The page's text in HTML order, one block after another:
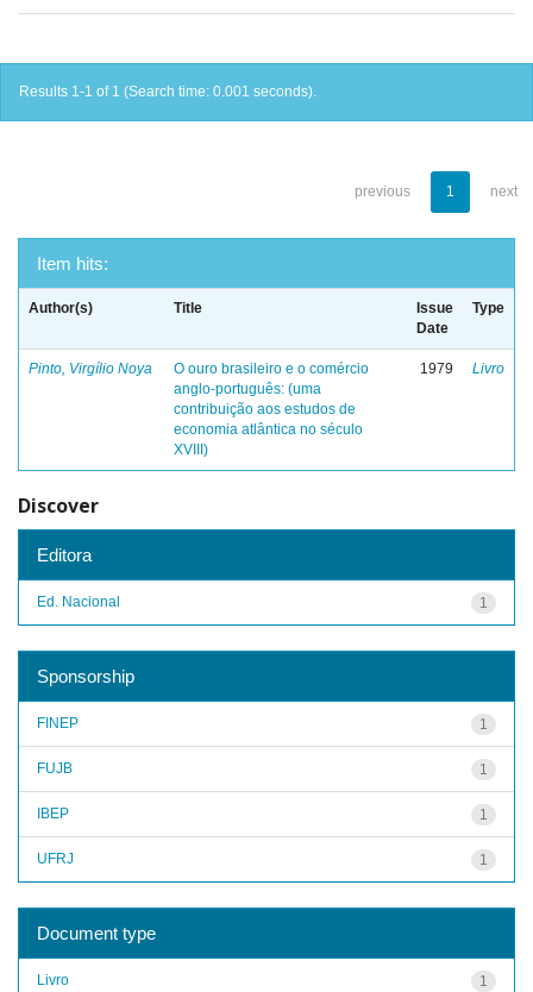
Results 1-1 of 1 (Search time: 0.001 seconds).
previous 1 next
Item hits:
Author(s) Title
Issue
Date
Type
Pinto, Virgílio Noya
O ouro brasileiro e o comércio
anglo-português: (uma
contribuição aos estudos de
economia atlântica no século
XVIII)
1979 Livro
Discover
Editora
1
Ed. Nacional
Sponsorship
1
FINEP
1
FUJB
1
IBEP
1
UFRJ
Document type
1
Livro